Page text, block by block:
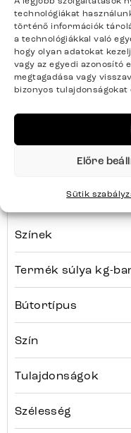
technológiákat
történő információk
a technológiákkal való
hogy olyan adatokat
vagy az egyedi azonosító
megtagadása vagy
bizonyos tulajdonságokat
Előre
Sütik
szerkezeti eltérések
ALJA-
Színek
Termék súlya kg-
Bútortípus
Szín
Tulajdonságok
Szélesség